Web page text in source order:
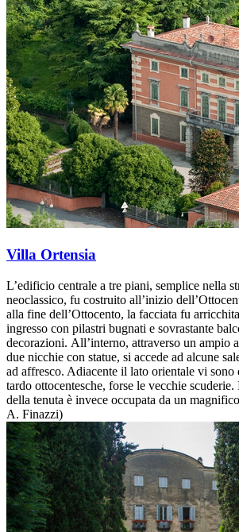
Villa Ortensia
L’edificio centrale a tre piani, semplice nella
neoclassico, fu costruito all’inizio
alla fine dell’Ottocento, la facciata fu
ingresso con pilastri bugnati e sovrastante
decorazioni. All’interno, attraverso un ampio
due nicchie con statue, si accede ad alcune
ad affresco. Adiacente il lato orientale vi sono
tardo ottocentesche, forse le vecchie
della tenuta è invece occupata da un
A. Finazzi)